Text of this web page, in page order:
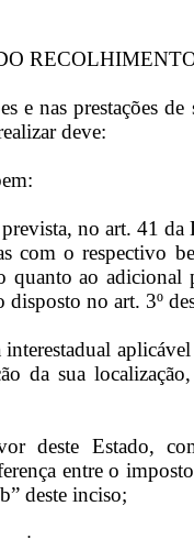
e nas prestações
deve:
no art. 41 da
com o respectivo
quanto ao
disposto no art. 3º
da sua
deste Estado,
entre o
deste inciso;